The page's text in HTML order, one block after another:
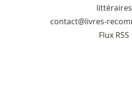
littéraires
contact@livres-
Flux RSS